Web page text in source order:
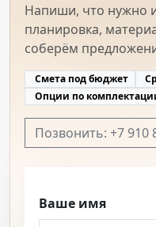
Напиши, что нужно
планировка,
соберём
Смета под бюджет
Опции по
Позвонить: +7 910
Ваше имя